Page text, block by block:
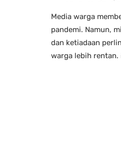
Media warga
pandemi. Namun,
dan ketiadaan
warga lebih rentan.